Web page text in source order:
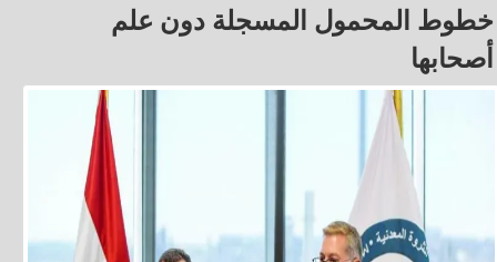
خطوط المحمول المسجلة دون علم
أصحابها